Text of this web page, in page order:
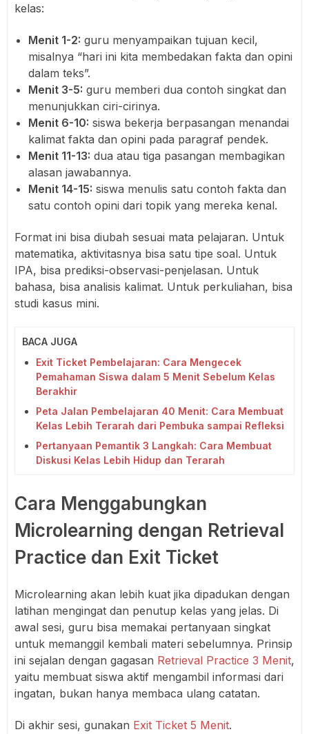
kelas:
Menit 1-2: guru menyampaikan tujuan kecil,
misalnya “hari ini kita membedakan fakta dan opini
dalam teks”.
Menit 3-5: guru memberi dua contoh singkat dan
menunjukkan ciri-cirinya.
Menit 6-10: siswa bekerja berpasangan menandai
kalimat fakta dan opini pada paragraf pendek.
Menit 11-13: dua atau tiga pasangan membagikan
alasan jawabannya.
Menit 14-15: siswa menulis satu contoh fakta dan
satu contoh opini dari topik yang mereka kenal.
Format ini bisa diubah sesuai mata pelajaran. Untuk
matematika, aktivitasnya bisa satu tipe soal. Untuk
IPA, bisa prediksi-observasi-penjelasan. Untuk
bahasa, bisa analisis kalimat. Untuk perkuliahan, bisa
studi kasus mini.
BACA JUGA
Exit Ticket Pembelajaran: Cara Mengecek
Pemahaman Siswa dalam 5 Menit Sebelum Kelas
Berakhir
Peta Jalan Pembelajaran 40 Menit: Cara Membuat
Kelas Lebih Terarah dari Pembuka sampai Refleksi
Pertanyaan Pemantik 3 Langkah: Cara Membuat
Diskusi Kelas Lebih Hidup dan Terarah
Cara Menggabungkan
Microlearning dengan Retrieval
Practice dan Exit Ticket
Microlearning akan lebih kuat jika dipadukan dengan
latihan mengingat dan penutup kelas yang jelas. Di
awal sesi, guru bisa memakai pertanyaan singkat
untuk memanggil kembali materi sebelumnya. Prinsip
ini sejalan dengan gagasan Retrieval Practice 3 Menit,
yaitu membuat siswa aktif mengambil informasi dari
ingatan, bukan hanya membaca ulang catatan.
Di akhir sesi, gunakan Exit Ticket 5 Menit.